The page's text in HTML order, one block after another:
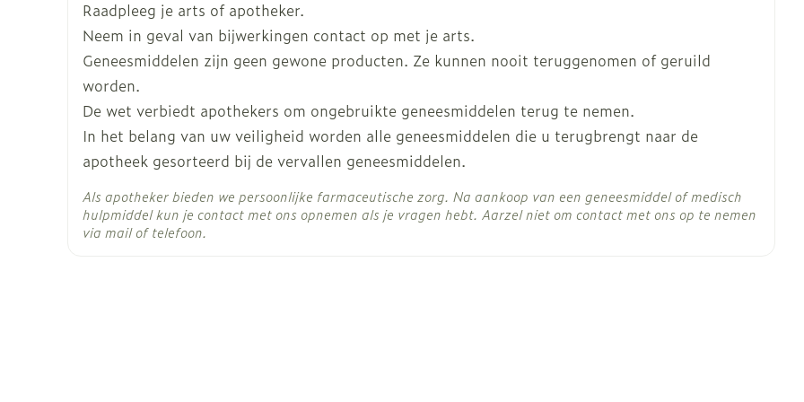
Huiduitslag, rode huid met blaren op de lippen, ogen, huid of mond, schilfering van de huid,
Ernstige buikpijn, bloed in uw braaksel, stoelgang of urine, zwarte stoelgang (verschijnselen
van maag-darmaandoeningen).
Ernstig verminderde urineproductie, dorstig voelen (verschijnselen van nierproblemen).
Onwel voelen (misselijkheid) met diarree en braken, buikpijn of koorts (verschijnselen van
darmproblemen).
Max. dosering: 400 mg per dag.
800 mg per dag.
In de chronische en de gevorderde fasen:
340 mg/m2 per dag, zonder een totale dosis van 800 mg te overschrijden.
als een eenmaal daagse dosis, of verdeeld over twee toedieningen (één 's morgens en één 's
avonds).
Max. dosering: 570 mg/m2 per dag, zonder een totale dosis van 800 mg te overschrijden.
Ph+ ALL
Lengte 100 mm
Diepte 40 mm
Hoeveelheid
Verpakking
30
Actieve
Ingrediënten
imatinib mesilaat
Raadpleeg je arts of apotheker.
Neem in geval van bijwerkingen contact op met je arts.
Geneesmiddelen zijn geen gewone producten. Ze kunnen nooit teruggenomen of geruild
worden.
De wet verbiedt apothekers om ongebruikte geneesmiddelen terug te nemen.
In het belang van uw veiligheid worden alle geneesmiddelen die u terugbrengt naar de
apotheek gesorteerd bij de vervallen geneesmiddelen.
Als apotheker bieden we persoonlijke farmaceutische zorg. Na aankoop van een geneesmiddel of medisch
hulpmiddel kun je contact met ons opnemen als je vragen hebt. Aarzel niet om contact met ons op te nemen
via mail of telefoon.